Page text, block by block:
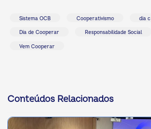
Sistema OCB Cooperativismo dia c
Dia de Cooperar Responsabilidade Social
Vem Cooperar
Conteúdos Relacionados